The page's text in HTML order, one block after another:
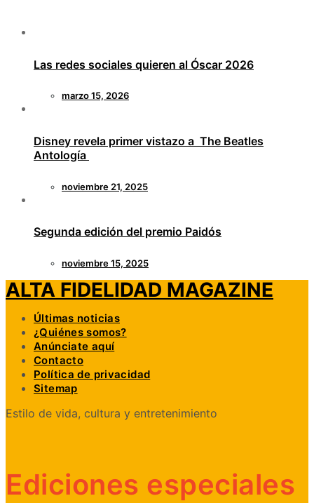
Las redes sociales quieren al Óscar 2026
marzo 15, 2026
Disney revela primer vistazo a The Beatles
Antología
noviembre 21, 2025
Segunda edición del premio Paidós
noviembre 15, 2025
ALTA FIDELIDAD MAGAZINE
Últimas noticias
¿Quiénes somos?
Anúnciate aquí
Contacto
Política de privacidad
Sitemap
Estilo de vida, cultura y entretenimiento
Ediciones especiales